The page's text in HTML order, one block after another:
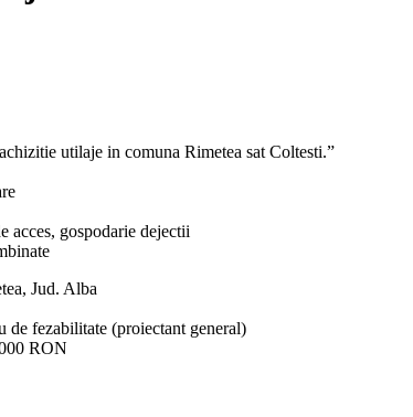
utilaje in comuna Rimetea sat Coltesti.”
acces, gospodarie dejectii
Jud. Alba
de fezabilitate (proiectant general)
RON